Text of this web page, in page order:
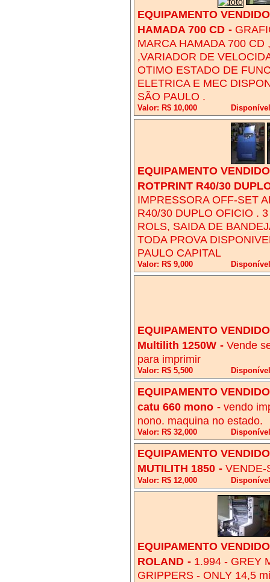
EQUIPAMENTO
HAMADA 700 CD -
MARCA HAMADA 700
,VARIADOR DE
OTIMO ESTADO DE
ELETRICA E MEC
SÃO PAULO .
Valor: R$ 10,000
EQUIPAMENTO
ROTPRINT R40/30
IMPRESSORA OFF-SET
R40/30 DUPLO OFICIO .
ROLS, SAIDA DE
TODA PROVA
PAULO CAPITAL
Valor: R$ 9,000
EQUIPAMENTO
Multilith 1250W - Vende
para imprimir
Valor: R$ 5,500
EQUIPAMENTO
catu 660 mono - vendo
nono. maquina no estado.
Valor: R$ 32,000
EQUIPAMENTO
MUTILITH 1850 - VENDE-
Valor: R$ 12,000
EQUIPAMENTO
ROLAND - 1.994 - GREY
GRIPPERS - ONLY 14,5